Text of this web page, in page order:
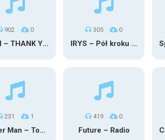
902 0
20Syl – THANK YOU
305 0
IRYS – Pół kroku stąd
231 1
Flower Man – Toby Fox
419 0
Future – Radio